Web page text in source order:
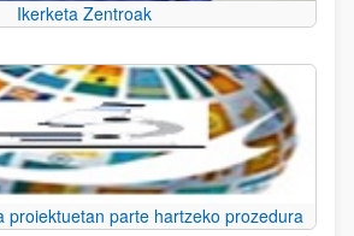
Ikerketa Zentroak
proiektuetan parte hartzeko prozedura